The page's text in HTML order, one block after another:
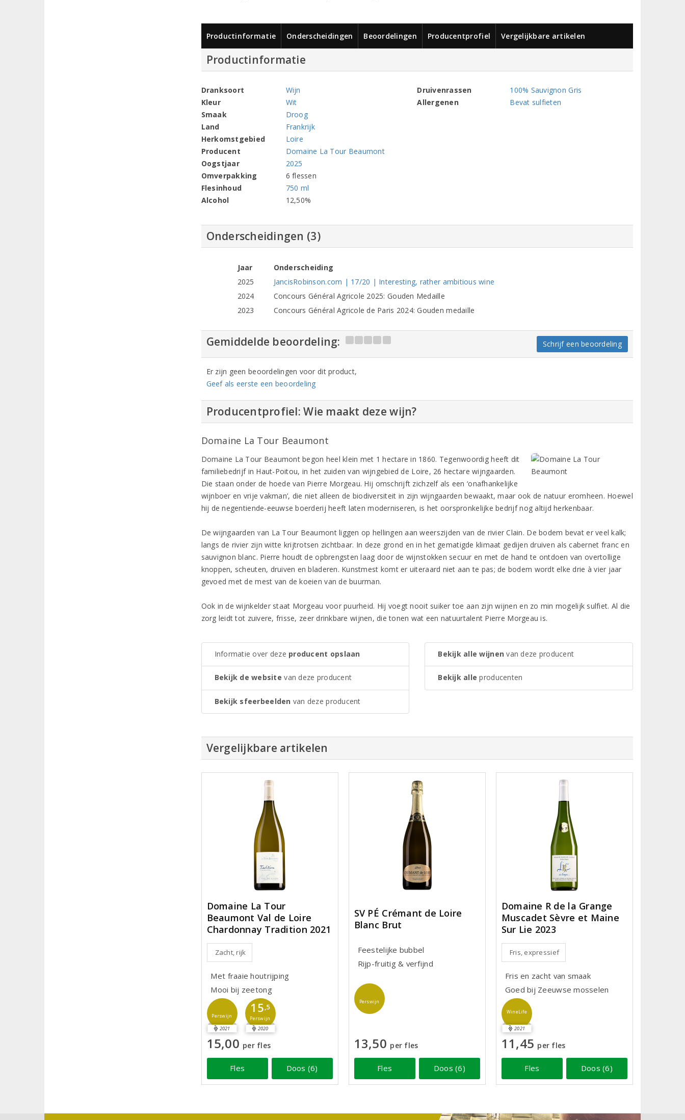
Productinformatie Onderscheidingen Beoordelingen Producentprofiel Vergelijkbare artikelen
Productinformatie
Dranksoort
Wijn
Kleur
Wit
Smaak
Droog
Land
Frankrijk
Herkomstgebied
Loire
Producent
Domaine La Tour Beaumont
Oogstjaar
2025
Omverpakking
6 flessen
Flesinhoud
750 ml
Alcohol
12,50%
Druivenrassen
100% Sauvignon Gris
Allergenen
Bevat sulfieten
Onderscheidingen (3)
Jaar
Onderscheiding
2025
JancisRobinson.com | 17/20 | Interesting, rather ambitious wine
2024
Concours Général Agricole 2025: Gouden Medaille
2023
Concours Général Agricole de Paris 2024: Gouden medaille
Gemiddelde beoordeling: Schrijf een beoordeling
Er zijn geen beoordelingen voor dit product,
Geef als eerste een beoordeling
Producentprofiel: Wie maakt deze wijn?
Domaine La Tour Beaumont
Domaine La Tour Beaumont begon heel klein met 1 hectare in 1860. Tegenwoordig heeft dit
familiebedrijf in Haut-Poitou, in het zuiden van wijngebied de Loire, 26 hectare wijngaarden.
Die staan onder de hoede van Pierre Morgeau. Hij omschrijft zichzelf als een ‘onafhankelijke
wijnboer en vrije vakman’, die niet alleen de biodiversiteit in zijn wijngaarden bewaakt, maar ook de natuur eromheen. Hoewel
hij de negentiende-eeuwse boerderij heeft laten moderniseren, is het oorspronkelijke bedrijf nog altijd herkenbaar.
De wijngaarden van La Tour Beaumont liggen op hellingen aan weerszijden van de rivier Clain. De bodem bevat er veel kalk;
langs de rivier zijn witte krijtrotsen zichtbaar. In deze grond en in het gematigde klimaat gedijen druiven als cabernet franc en
sauvignon blanc. Pierre houdt de opbrengsten laag door de wijnstokken secuur en met de hand te ontdoen van overtollige
knoppen, scheuten, druiven en bladeren. Kunstmest komt er uiteraard niet aan te pas; de bodem wordt elke drie à vier jaar
gevoed met de mest van de koeien van de buurman.
Ook in de wijnkelder staat Morgeau voor puurheid. Hij voegt nooit suiker toe aan zijn wijnen en zo min mogelijk sulfiet. Al die
zorg leidt tot zuivere, frisse, zeer drinkbare wijnen, die tonen wat een natuurtalent Pierre Morgeau is.
Informatie over deze producent opslaan
Bekijk de website van deze producent
Bekijk sfeerbeelden van deze producent
Bekijk alle wijnen van deze producent
Bekijk alle producenten
Vergelijkbare artikelen
Domaine La Tour
Beaumont Val de Loire
Chardonnay Tradition 2021
Zacht, rijk
Met fraaie houtrijping
Mooi bij zeetong
Perswijn
2021
15,5
Perswijn
2020
15,00 per fles
Fles Doos (6)
SV PÉ Crémant de Loire
Blanc Brut
Feestelijke bubbel
Rijp-fruitig & verfijnd
Perswijn
13,50 per fles
Fles Doos (6)
Domaine R de la Grange
Muscadet Sèvre et Maine
Sur Lie 2023
Fris, expressief
Fris en zacht van smaak
Goed bij Zeeuwse mosselen
WineLife
2021
11,45 per fles
Fles Doos (6)